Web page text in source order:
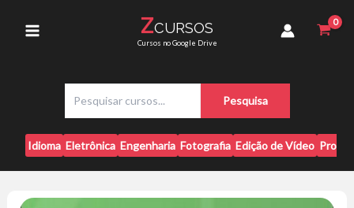
Menu
ZCURSOS
Cursos no Google Drive
s
q
u
i
a
Pesquisa
Idioma Eletrônica Engenharia Fotografia Edição de Vídeo
EBAC